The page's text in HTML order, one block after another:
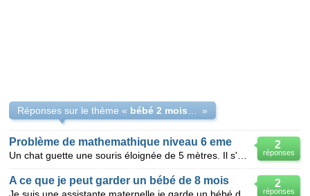
Réponses sur le thème « »
2
réponses
Problème de mathemathique niveau 6 eme
2
réponses
A ce que je peut garder un bébé de 8 mois